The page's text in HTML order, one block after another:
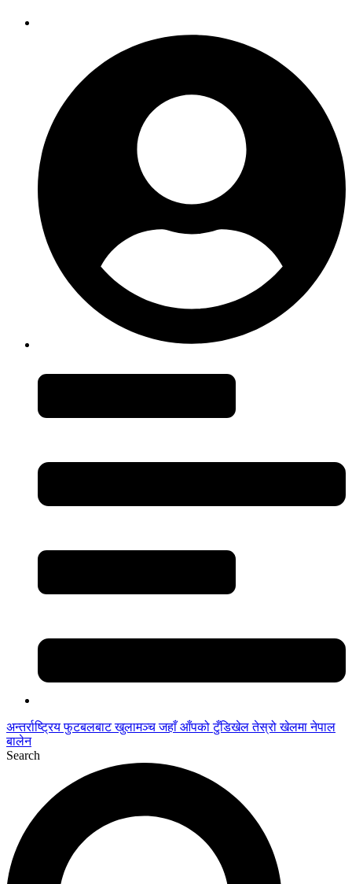
अन्तर्राष्ट्रिय फुटबलबाट खुलामञ्च जहाँ आँपको टुँडिखेल तेस्रो खेलमा नेपाल
बालेन
Search